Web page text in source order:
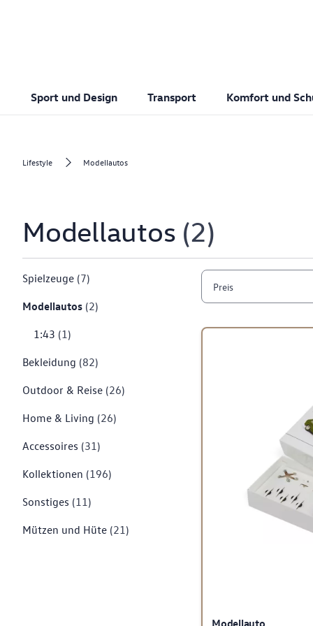
Sport und Design Transport Komfort und
Lifestyle Modellautos
Modellautos 2
Spielzeuge (7)
Modellautos (2)
1:43 (1)
Bekleidung (82)
Outdoor & Reise (26)
Home & Living (26)
Accessoires (31)
Kollektionen (196)
Sonstiges (11)
Mützen und Hüte (21)
Preis
Modellauto